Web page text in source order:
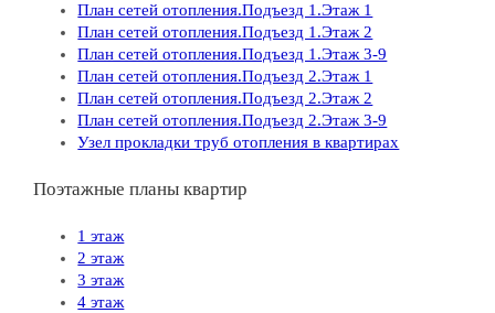
План сетей отопления.Подъезд 1.Этаж 1
План сетей отопления.Подъезд 1.Этаж 2
План сетей отопления.Подъезд 1.Этаж 3-9
План сетей отопления.Подъезд 2.Этаж 1
План сетей отопления.Подъезд 2.Этаж 2
План сетей отопления.Подъезд 2.Этаж 3-9
Узел прокладки труб отопления в квартирах
Поэтажные планы квартир
1 этаж
2 этаж
3 этаж
4 этаж